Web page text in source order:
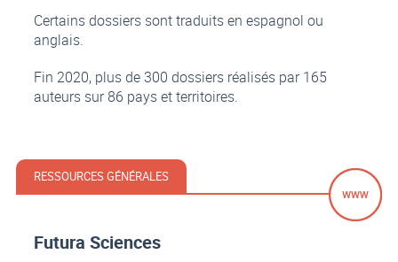
Certains dossiers sont traduits en espagnol ou
anglais.
Fin 2020, plus de 300 dossiers réalisés par 165
auteurs sur 86 pays et territoires.
RESSOURCES GÉNÉRALES
Futura Sciences